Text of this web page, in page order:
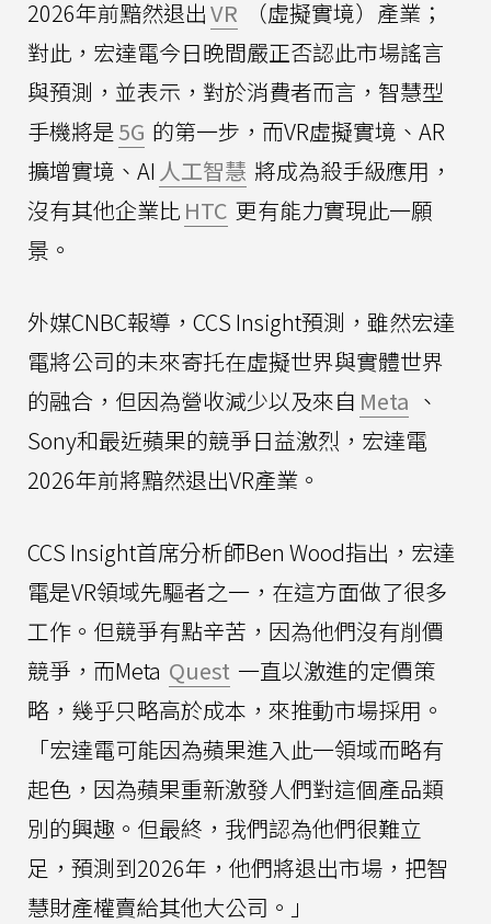
2026年前黯然退出VR
（虛擬實境）產業；
對此，宏達電今日晚間嚴正否認此市場謠言
與預測，並表示，對於消費者而言，智慧型
手機將是5G 的第一步，而VR虛擬實境、AR
擴增實境、AI 人工智慧 將成為殺手級應用，
沒有其他企業比 HTC 更有能力實現此一願
景。
外媒CNBC報導，CCS Insight預測，雖然宏達
電將公司的未來寄托在虛擬世界與實體世界
的融合，但因為營收減少以及來自 Meta 、
Sony和最近蘋果的競爭日益激烈，宏達電
2026年前將黯然退出VR產業。
CCS Insight首席分析師Ben Wood指出，宏達
電是VR領域先驅者之一，在這方面做了很多
工作。但競爭有點辛苦，因為他們沒有削價
競爭，而Meta Quest 一直以激進的定價策
略，幾乎只略高於成本，來推動市場採用。
「宏達電可能因為蘋果進入此一領域而略有
起色，因為蘋果重新激發人們對這個產品類
別的興趣。但最終，我們認為他們很難立
足，預測到2026年，他們將退出市場，把智
慧財產權賣給其他大公司。」